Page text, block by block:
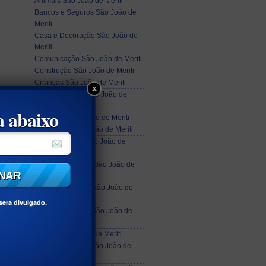
Bancos e Seguros São João de
Meriti
Casa e Decoração São João de
Meriti
Comunicação São João de Meriti
Construção São João de Meriti
Crianças São João de Meriti
Cultura e Lazer São João de
Educação São João de Meriti
Eletrônicos São João de Meriti
Espiritualidade São João de
Esportes e Dança São João de
Meriti
Estética e Beleza São João de
Meriti
Festas e Eventos São João de
Imóveis São João de Meriti
Jóias e Relógios São João de
abaixo
divulgado.